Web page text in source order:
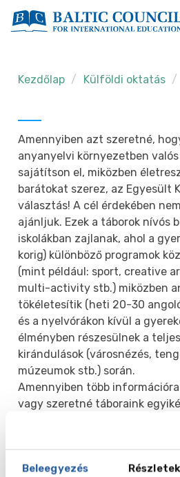
Beleegyezés Részletek
Kezdőlap Külföldi oktatás
Amennyiben azt szeretné,
anyanyelvi környezetben
sajátítson el, miközben
barátokat szerez, az Egyesült
választás! A cél érdekében
ajánljuk. Ezek a táborok nívós
iskolákban zajlanak, ahol a
korig) különböző programok
(mint például: sport, creative
multi-activity stb.) miközben
tökéletesítik (heti 20-30
és a nyelvórákon kívül a
élményben részesülnek a
kirándulások (városnézés,
múzeumok stb.) során.
Amennyiben több
vagy szeretné táboraink
vagye fel velünk a kapcsolatot
egyikén, vagy regisztráljon
+36 30 229 7077